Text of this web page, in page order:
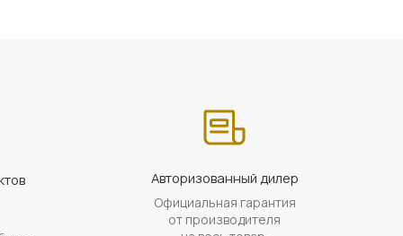
Авторизованный дилер
Официальная гарантия
от производителя